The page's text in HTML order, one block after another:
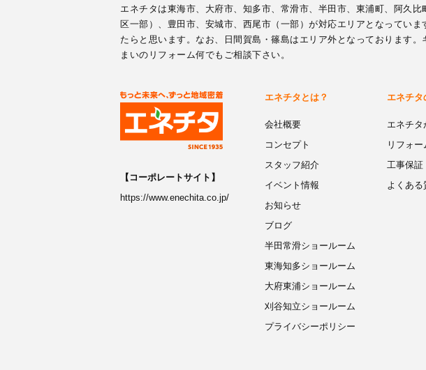
エネチタは東海市、大府市、知多市、常滑市、半田市、東浦町、阿久
区一部）、豊田市、安城市、西尾市（一部）が対応エリアとなってい
たらと思います。なお、日間賀島・篠島はエリア外となっております
まいのリフォーム何でもご相談下さい。
【コーポレートサイト】
https://www.enechita.co.jp/
エネチタとは？
会社概要
コンセプト
スタッフ紹介
イベント情報
お知らせ
ブログ
半田常滑ショールーム
東海知多ショールーム
大府東浦ショールーム
刈谷知立ショールーム
プライバシーポリシー
エネチタ
エネチタ
リフォ
工事保証
よくある